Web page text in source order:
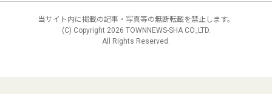
当サイト内に掲載の記事・写真等の無断転載を禁止します。
(C) Copyright 2026 TOWNNEWS-SHA CO.,LTD.
All Rights Reserved.